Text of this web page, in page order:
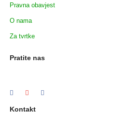
Pravna obavjest
O nama
Za tvrtke
Pratite nas
Kontakt